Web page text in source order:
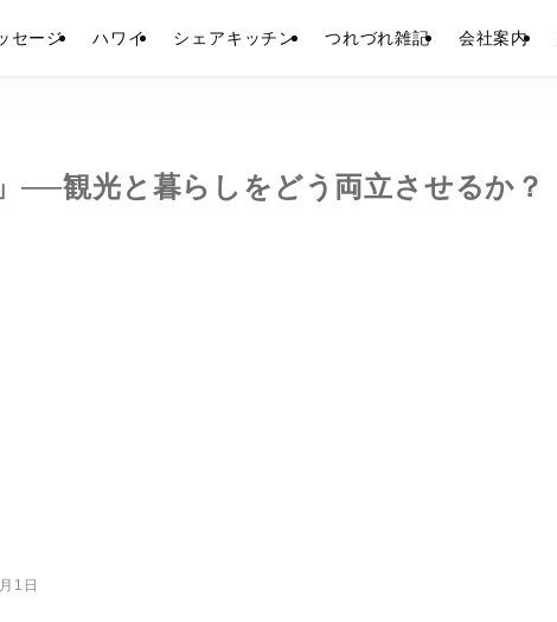
セージ ハワイ シェアキッチン つれづれ雑記 会社案内
──観光と暮らしをどう両立させるか？
1日